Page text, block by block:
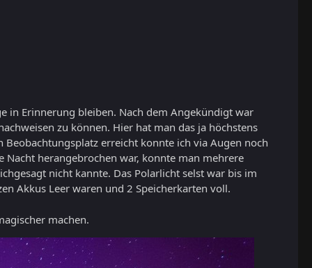
in Erinnerung bleiben. Nach dem Angekündigt war
zu können. Hier hat man das ja höchstens
erreicht konnte ich via Augen noch
Nacht herangebrochen war, konnte man mehrere
nicht kannte. Das Polarlicht selst war bis im
Akkus Leer waren und 2 Speicherkarten voll.
machen.